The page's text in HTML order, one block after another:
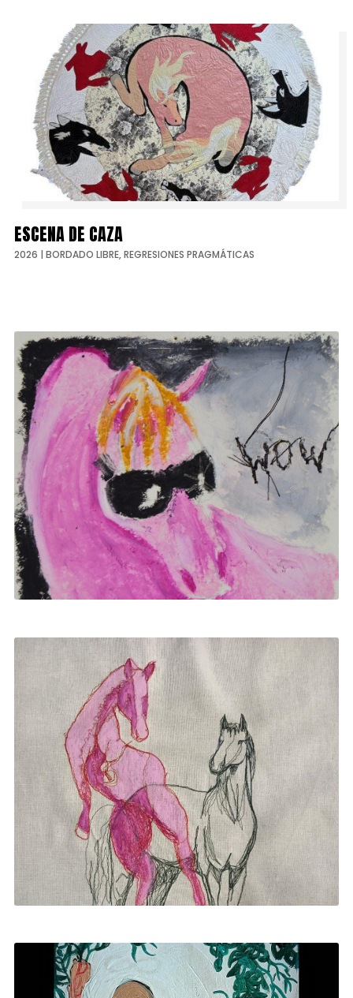
ESCENA DE CAZA
2026 | BORDADO LIBRE,REGRESIONES PRAGMÁTICAS
REGRESIONES PRAGMÁTICAS
| PASTEL GRASO,REGRESIONES PRAGMÁTICAS